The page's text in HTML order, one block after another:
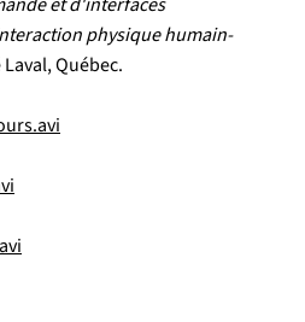
physique humain-
Québec.